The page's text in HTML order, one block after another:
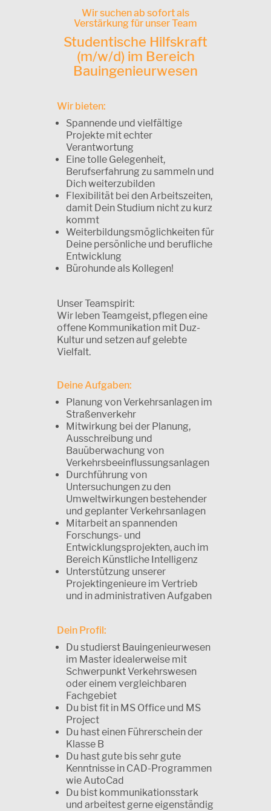
Wir suchen ab sofort als
Verstärkung für unser Team
Studentische Hilfskraft
(m/w/d) im Bereich
Bauingenieurwesen
Wir bieten:
Spannende und vielfältige
Projekte mit echter
Verantwortung
Eine tolle Gelegenheit,
Berufserfahrung zu sammeln und
Dich weiterzubilden
Flexibilität bei den Arbeitszeiten,
damit Dein Studium nicht zu kurz
kommt
Weiterbildungsmöglichkeiten für
Deine persönliche und berufliche
Entwicklung
Bürohunde als Kollegen!
Unser Teamspirit:
Wir leben Teamgeist, pflegen eine
offene Kommunikation mit Duz-
Kultur und setzen auf gelebte
Vielfalt.
Deine Aufgaben:
Planung von Verkehrsanlagen im
Straßenverkehr
Mitwirkung bei der Planung,
Ausschreibung und
Bauüberwachung von
Verkehrsbeeinflussungsanlagen
Durchführung von
Untersuchungen zu den
Umweltwirkungen bestehender
und geplanter Verkehrsanlagen
Mitarbeit an spannenden
Forschungs- und
Entwicklungsprojekten, auch im
Bereich Künstliche Intelligenz
Unterstützung unserer
Projektingenieure im Vertrieb
und in administrativen Aufgaben
Dein Profil:
Du studierst Bauingenieurwesen
im Master idealerweise mit
Schwerpunkt Verkehrswesen
oder einem vergleichbaren
Fachgebiet
Du bist fit in MS Office und MS
Project
Du hast einen Führerschein der
Klasse B
Du hast gute bis sehr gute
Kenntnisse in CAD-Programmen
wie AutoCad
Du bist kommunikationsstark
und arbeitest gerne eigenständig